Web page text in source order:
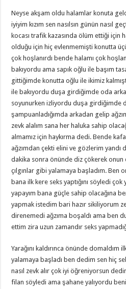
Neyse akşam oldu halamlar konuta
iyiyim kızım sen nasılsın günün nasıl
kocası trafik kazasında ölüm ettiği için
olduğu için hiç evlenmemişti konutta
çok hoşlanırdı bende halamı çok
bakıyordu ama sapık oğlu ile başım
gittiğimde konutta oğlu ile ikimiz
ile bakıyordu duşa girdiğimde oda
soyunurken izliyordu duşa girdiğimde
şampuanladığımda arkadan gelip
zevk alalım sana her haluka sahip
almamız için haykırma dedi. Bende
ağzımdan çekti elini ve gözlerim yandı
dakika sonra önünde diz çökerek onun
çılgınlar gibi yalamaya başladım. Ben
bana ilk kere seks yaptığını söyledi çok
yapayım bana güçle sahip olacağına
yapmak istedim bari hazır sikiliyorum
direnemedi ağzıma boşaldı ama ben
ettim zira uzun zamandır seks
Yarağını kaldırınca önünde domaldım
yalamaya başladı ben dedim sen hiç
nasıl zevk alır çok iyi öğreniyorsun
filan söyledi ama şahane yalıyordu